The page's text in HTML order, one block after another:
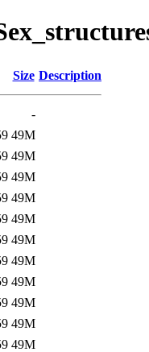
Size Description
-
49M
49M
49M
49M
49M
49M
49M
49M
49M
49M
49M